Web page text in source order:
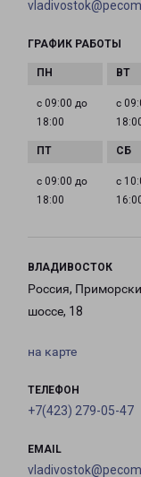
ГРАФИК РАБОТЫ
с 09:00 до
18:00
с
с 09:00 до
18:00
с
ВЛАДИВОСТОК
Россия,
шоссе, 18
на карте
ТЕЛЕФОН
+7(423) 279-05-47
EMAIL